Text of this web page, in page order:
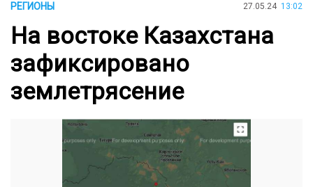
РЕГИОНЫ 27.05.24 13:02
На востоке Казахстана
зафиксировано
землетрясение